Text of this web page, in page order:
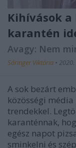
Kihívások a
karantén
Avagy: Nem
Sáringer Viktória • 2020.
A sok bezárt
közösségi
trendekkel.
karanténnak,
egész napot
sminkelni és